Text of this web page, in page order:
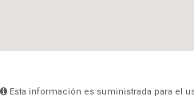
Esta información es suministrada para el